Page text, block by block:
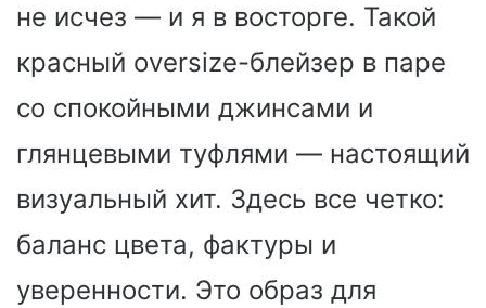
не исчез — и я в восторге. Такой
красный oversize-блейзер в паре
со спокойными джинсами и
глянцевыми туфлями — настоящий
визуальный хит. Здесь все четко:
баланс цвета, фактуры и
уверенности. Это образ для